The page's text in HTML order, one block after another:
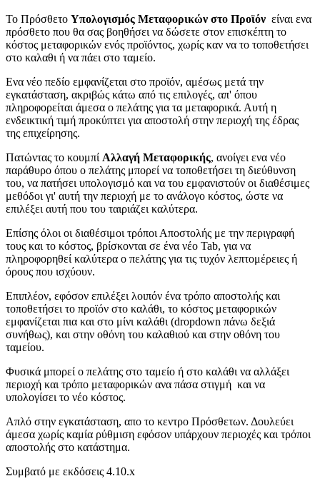
Το Πρόσθετο Υπολογισμός Μεταφορικών στο Προϊόν είναι ενα
πρόσθετο που θα σας βοηθήσει να δώσετε στον επισκέπτη το
κόστος μεταφορικών ενός προϊόντος, χωρίς καν να το τοποθετήσει
στο καλαθι ή να πάει στο ταμείο.
Ενα νέο πεδίο εμφανίζεται στο προϊόν, αμέσως μετά την
εγκατάσταση, ακριβώς κάτω από τις επιλογές, απ' όπου
πληροφορείται άμεσα ο πελάτης για τα μεταφορικά. Αυτή η
ενδεικτική τιμή προκύπτει για αποστολή στην περιοχή της έδρας
της επιχείρησης.
Πατώντας το κουμπί Αλλαγή Μεταφορικής, ανοίγει ενα νέο
παράθυρο όπου ο πελάτης μπορεί να τοποθετήσει τη διεύθυνση
του, να πατήσει υπολογισμό και να του εμφανιστούν οι διαθέσιμες
μεθόδοι γι' αυτή την περιοχή με το ανάλογο κόστος, ώστε να
επιλέξει αυτή που του ταιριάζει καλύτερα.
Επίσης όλοι οι διαθέσιμοι τρόποι Αποστολής με την περιγραφή
τους και το κόστος, βρίσκονται σε ένα νέο Tab, για να
πληροφορηθεί καλύτερα ο πελάτης για τις τυχόν λεπτομέρειες ή
όρους που ισχύουν.
Επιπλέον, εφόσον επιλέξει λοιπόν ένα τρόπο αποστολής και
τοποθετήσει το προϊόν στο καλάθι, το κόστος μεταφορικών
εμφανίζεται πια και στο μίνι καλάθι (dropdown πάνω δεξιά
συνήθως), και στην οθόνη του καλαθιού και στην οθόνη του
ταμείου.
Φυσικά μπορεί ο πελάτης στο ταμείο ή στο καλάθι να αλλάξει
περιοχή και τρόπο μεταφορικών ανα πάσα στιγμή και να
υπολογίσει το νέο κόστος.
Απλό στην εγκατάσταση, απο το κεντρο Πρόσθετων. Δουλεύει
άμεσα χωρίς καμία ρύθμιση εφόσον υπάρχουν περιοχές και τρόποι
αποστολής στο κατάστημα.
Συμβατό με εκδόσεις 4.10.x